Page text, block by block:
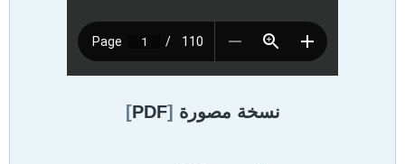
نسخة مصورة [
PDF
]